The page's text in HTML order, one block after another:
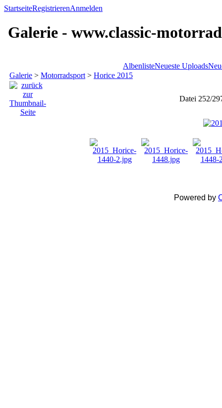
StartseiteRegistrierenAnmelden
Galerie - www.classic-
AlbenlisteNeueste Uploads
Galerie > Motorradsport > Horice 2015
Datei 252/
Powered by